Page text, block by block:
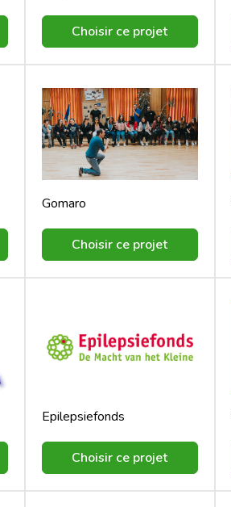
Choisir ce projet
Gomaro
Choisir ce projet
Epilepsiefonds
Choisir ce projet